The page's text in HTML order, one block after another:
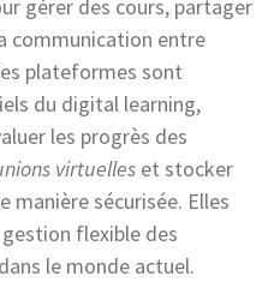
gérer des cours, partager
communication entre
plateformes sont
du digital learning,
les progrès des
virtuelles et stocker
manière sécurisée. Elles
flexible des
le monde actuel.